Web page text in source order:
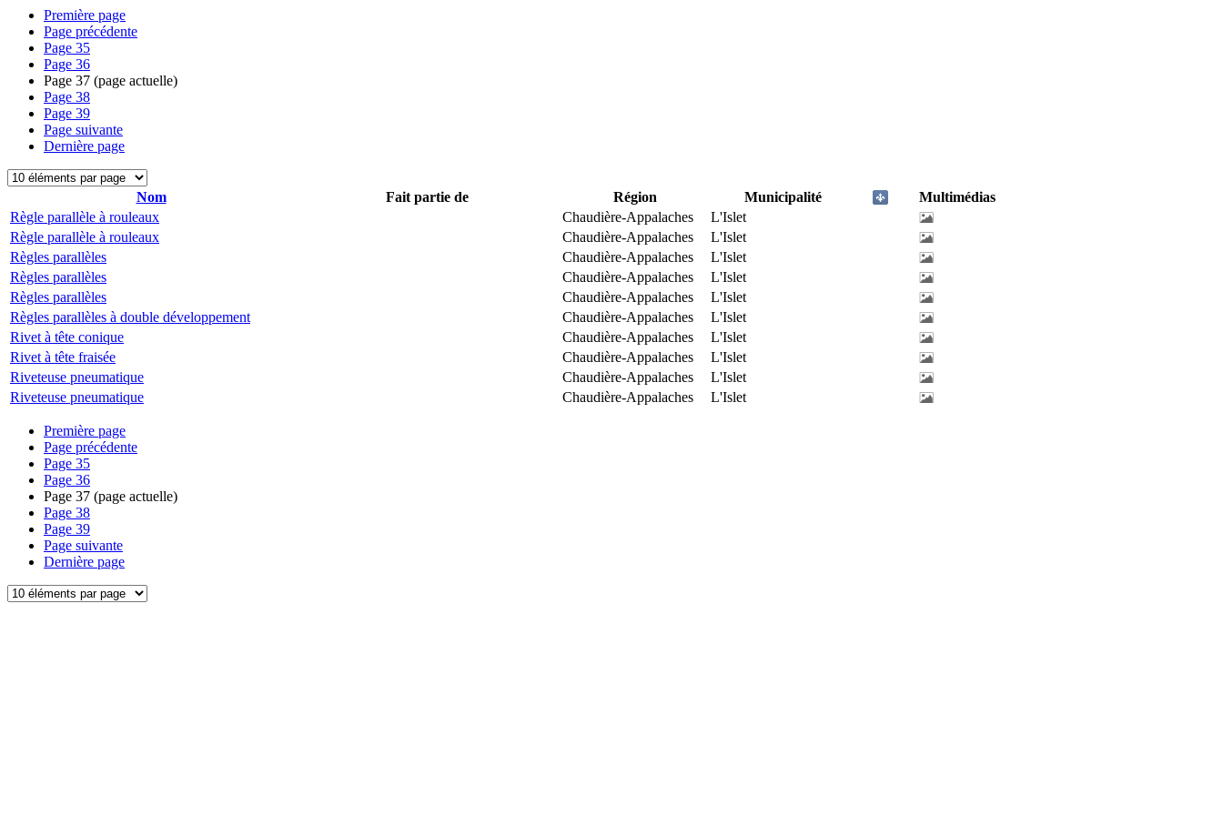
Première page
Page précédente
Page 35
Page 36
Page 37 (page actuelle)
Page 38
Page 39
Page suivante
Dernière page
Nom Fait partie de Région Municipalité
Multimédias
Règle parallèle à rouleaux
Chaudière-Appalaches
L'Islet
Règle parallèle à rouleaux
Chaudière-Appalaches
L'Islet
Règles parallèles
Chaudière-Appalaches
L'Islet
Règles parallèles
Chaudière-Appalaches
L'Islet
Règles parallèles
Chaudière-Appalaches
L'Islet
Règles parallèles à double développement
Chaudière-Appalaches
L'Islet
Rivet à tête conique
Chaudière-Appalaches
L'Islet
Rivet à tête fraisée
Chaudière-Appalaches
L'Islet
Riveteuse pneumatique
Chaudière-Appalaches
L'Islet
Riveteuse pneumatique
Chaudière-Appalaches L'Islet
Première page
Page précédente
Page 35
Page 36
Page 37 (page actuelle)
Page 38
Page 39
Page suivante
Dernière page